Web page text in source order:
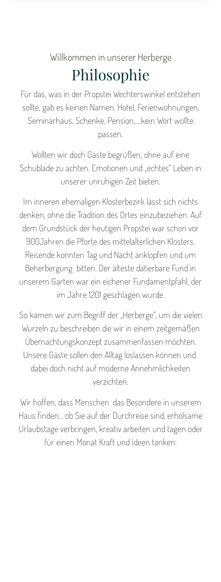
Willkommen in unserer Herberge
Philosophie
Für das, was in der Propstei Wechterswinkel entstehen
sollte, gab es keinen Namen. Hotel, Ferienwohnungen,
Seminarhaus, Schenke, Pension,….kein Wort wollte
passen.
Wollten wir doch Gäste begrüßen, ohne auf eine
Schublade zu achten. Emotionen und „echtes“ Leben in
unserer unruhigen Zeit bieten.
Im inneren ehemaligen Klosterbezirk lässt sich nichts
denken, ohne die Tradition des Ortes einzubeziehen. Auf
dem Grundstück der heutigen Propstei war schon vor
900Jahren die Pforte des mittelalterlichen Klosters.
Reisende konnten Tag und Nacht anklopfen und um
Beherbergung bitten. Der älteste datierbare Fund in
unserem Garten war ein eichener Fundamentpfahl, der
im Jahre 1201 geschlagen wurde.
So kamen wir zum Begriff der „Herberge“, um die vielen
Wurzeln zu beschreiben die wir in einem zeitgemäßen
Übernachtungskonzept zusammenfassen möchten.
Unsere Gäste sollen den Alltag loslassen können und
dabei doch nicht auf moderne Annehmlichkeiten
verzichten.
Wir hoffen, dass Menschen das Besondere in unserem
Haus finden… ob Sie auf der Durchreise sind, erholsame
Urlaubstage verbringen, kreativ arbeiten und tagen oder
für einen Monat Kraft und Ideen tanken.